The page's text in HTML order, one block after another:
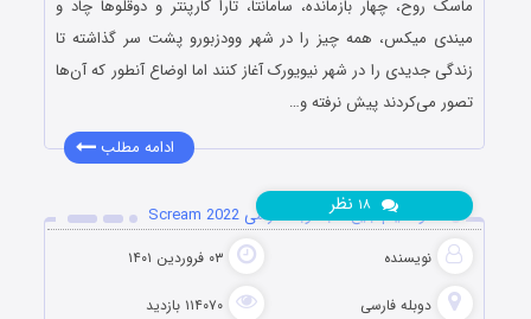
ماسک روح، چهار بازمانده، سامانتا، تارا کارپنتر و دوقلوها چاد و
میندی میکس، همه چیز را در شهر وودزبورو پشت سر گذاشته تا
زندگی جدیدی را در شهر نیویورک آغاز کنند اما اوضاع آنطور که آن‌ها
تصور می‌کردند پیش نرفته و…
ادامه مطلب
دانلود فیلم جیغ ۵ با دوبله فارسی Scream 2022
نویسنده ۰۳ فروردین ۱۴۰۱
دوبله فارسی ۱۱۴۰۷۰ بازدید
نظر